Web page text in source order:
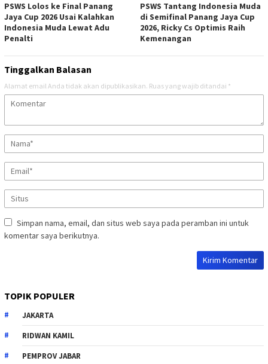
PSWS Lolos ke Final Panang
Jaya Cup 2026 Usai Kalahkan
Indonesia Muda Lewat Adu
Penalti
PSWS Tantang Indonesia Muda
di Semifinal Panang Jaya Cup
2026, Ricky Cs Optimis Raih
Kemenangan
Tinggalkan Balasan
Alamat email Anda tidak akan dipublikasikan. Ruas yang wajib ditandai *
Simpan nama, email, dan situs web saya pada peramban ini untuk
komentar saya berikutnya.
TOPIK POPULER
JAKARTA
RIDWAN KAMIL
PEMPROV JABAR